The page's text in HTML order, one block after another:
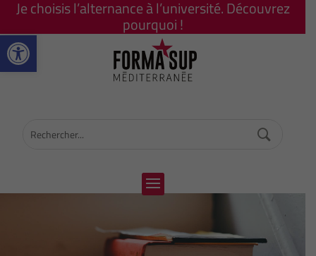
Ouvrir la barre d’outils
Je choisis l’alternance à l’université. Découvrez
pourquoi !